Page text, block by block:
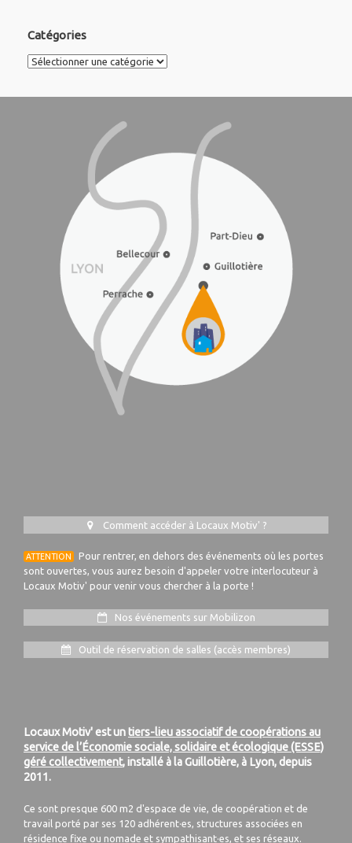
Catégories
Catégories
Comment accéder à Locaux Motiv' ?
ATTENTION
Pour rentrer, en dehors des événements où les portes
sont ouvertes, vous aurez besoin d'appeler votre interlocuteur à
Locaux Motiv' pour venir vous chercher à la porte !
Nos événements sur Mobilizon
Outil de réservation de salles (accès membres)
Locaux Motiv' est untiers-lieu associatif de coopérations au
service de l’Économie sociale, solidaire et écologique (ESSE)
géré collectivement, installé à la Guillotière, à Lyon, depuis
2011.
Ce sont presque 600 m2 d'espace de vie, de coopération et de
travail porté par ses 120 adhérent·es, structures associées en
résidence fixe ou nomade et sympathisant·es, et ses réseaux.